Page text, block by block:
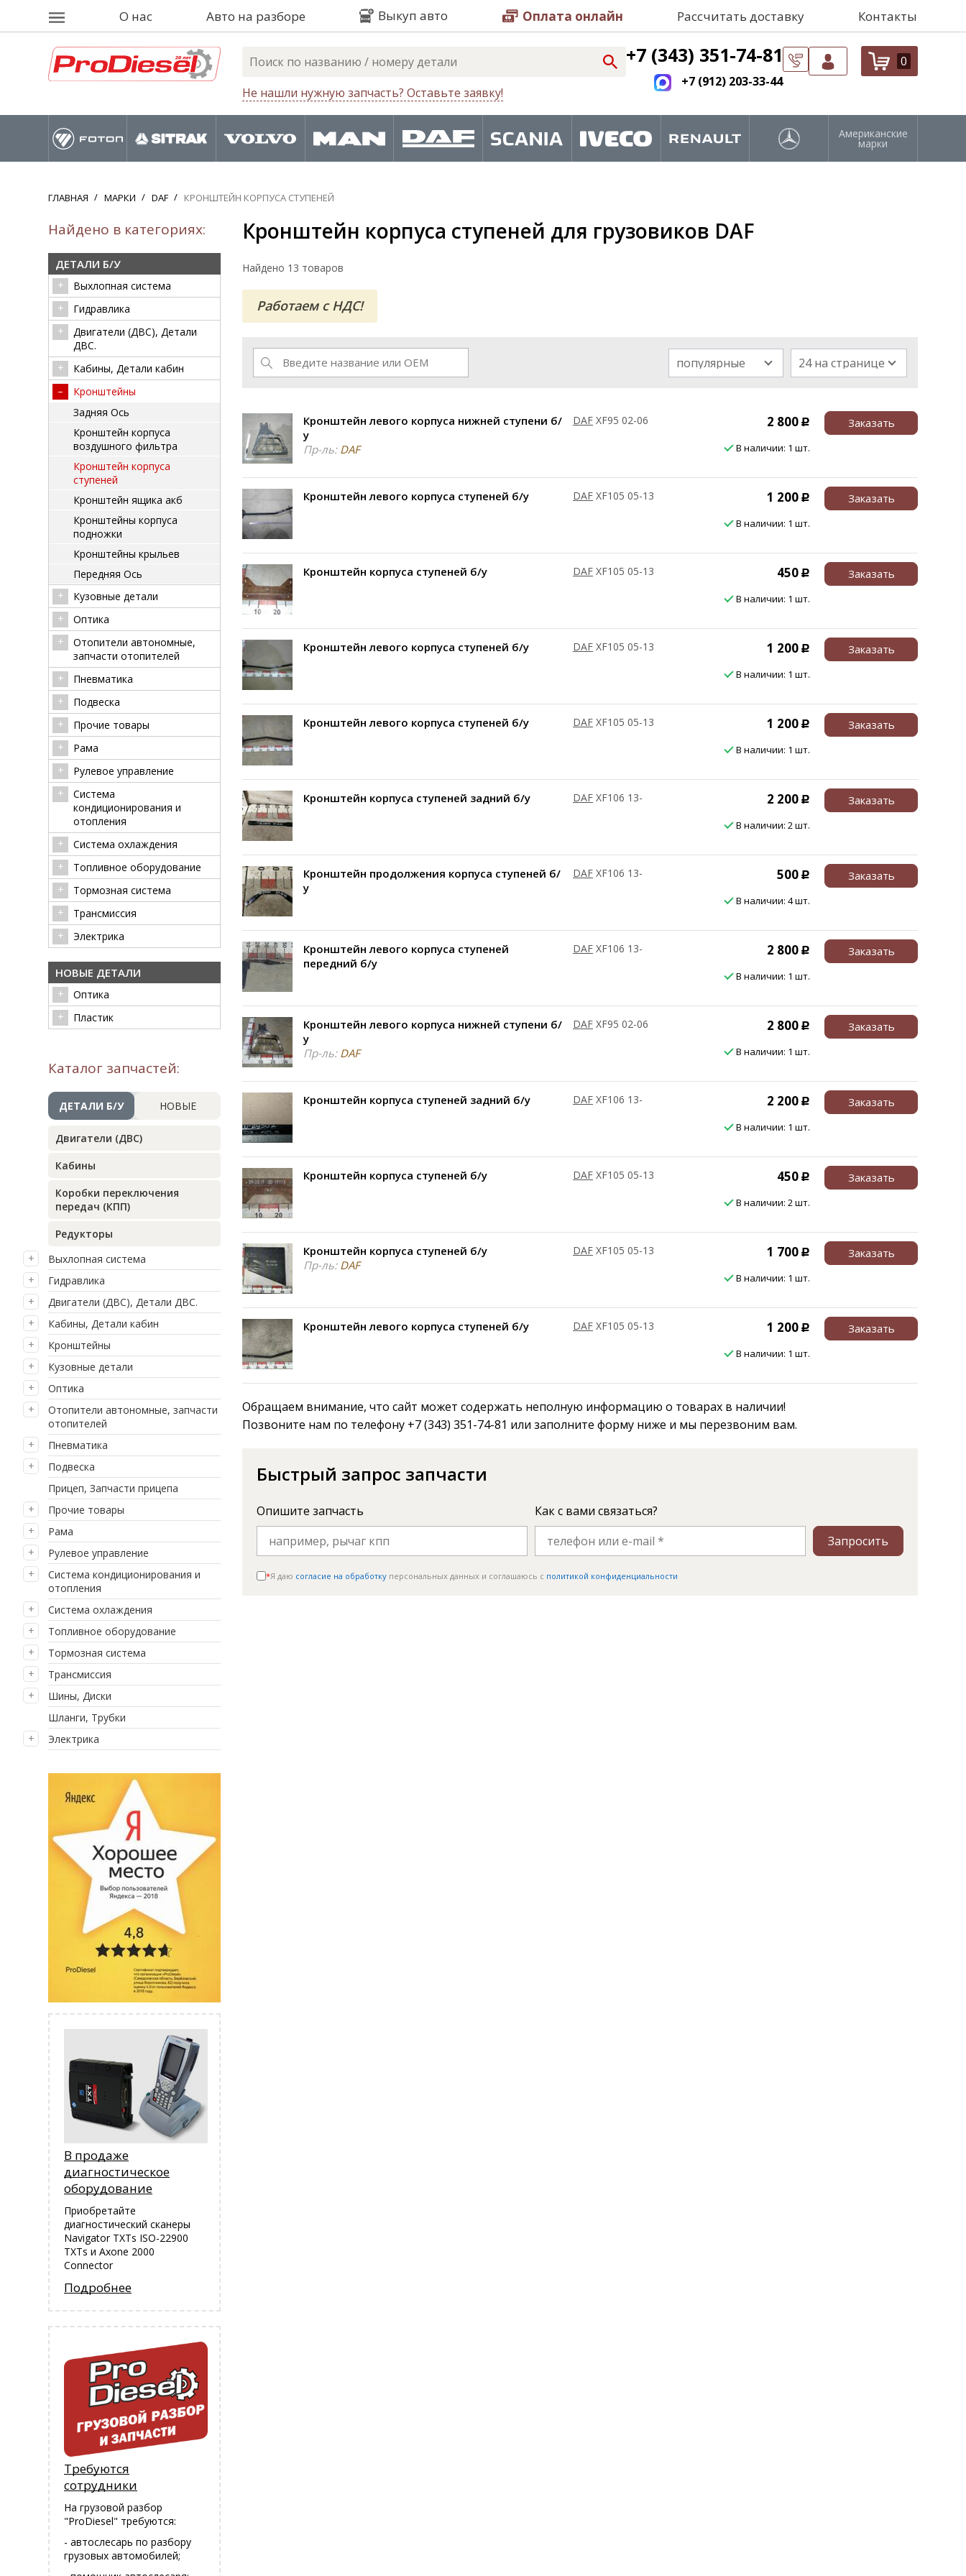
О нас Авто на разборе Выкуп авто Оплата онлайн Рассчитать доставку Контакты
Не нашли нужную запчасть? Оставьте заявку!
+7 (343) 351-74-81
+7 (912) 203-33-44
0
Американские
марки
ГЛАВНАЯ МАРКИ DAF КРОНШТЕЙН КОРПУСА СТУПЕНЕЙ
Найдено в категориях:
ДЕТАЛИ Б/У
Выхлопная система
Гидравлика
Двигатели (ДВС), Детали
ДВС.
Кабины, Детали кабин
Кронштейны
Задняя Ось
Кронштейн корпуса
воздушного фильтра
Кронштейн корпуса
ступеней
Кронштейн ящика акб
Кронштейны корпуса
подножки
Кронштейны крыльев
Передняя Ось
Кузовные детали
Оптика
Отопители автономные,
запчасти отопителей
Пневматика
Подвеска
Прочие товары
Рама
Рулевое управление
Система
кондиционирования и
отопления
Система охлаждения
Топливное оборудование
Тормозная система
Трансмиссия
Электрика
НОВЫЕ ДЕТАЛИ
Оптика
Пластик
Каталог запчастей:
ДЕТАЛИ Б/У НОВЫЕ
Двигатели (ДВС)
Кабины
Коробки переключения
передач (КПП)
Редукторы
Выхлопная система
Гидравлика
Двигатели (ДВС), Детали ДВС.
Кабины, Детали кабин
Кронштейны
Кузовные детали
Оптика
Отопители автономные, запчасти
отопителей
Пневматика
Подвеска
Прицеп, Запчасти прицепа
Прочие товары
Рама
Рулевое управление
Система кондиционирования и
отопления
Система охлаждения
Топливное оборудование
Тормозная система
Трансмиссия
Шины, Диски
Шланги, Трубки
Электрика
В продаже
диагностическое
оборудование
Приобретайте
диагностический сканеры
Navigator TXTs ISO-22900
TXTs и Аxone 2000
Connector
Подробнее
Требуются
сотрудники
На грузовой разбор
"ProDiesel" требуются:
- автослесарь по разбору
грузовых автомобилей;
Кронштейн корпуса ступеней для грузовиков DAF
Найдено 13 товаров
Работаем с НДС!
популярные 24 на странице
Кронштейн левого корпуса нижней ступени б/
у
Пр-ль:DAF
DAF XF95 02-06 2 800 Р
В наличии: 1 шт.
Заказать
Кронштейн левого корпуса ступеней б/у DAF XF105 05-13 1 200 Р
В наличии: 1 шт.
Заказать
Кронштейн корпуса ступеней б/у DAF XF105 05-13 450 Р
В наличии: 1 шт.
Заказать
Кронштейн левого корпуса ступеней б/у DAF XF105 05-13 1 200 Р
В наличии: 1 шт.
Заказать
Кронштейн левого корпуса ступеней б/у DAF XF105 05-13 1 200 Р
В наличии: 1 шт.
Заказать
Кронштейн корпуса ступеней задний б/у DAF XF106 13- 2 200 Р
В наличии: 2 шт.
Заказать
Кронштейн продолжения корпуса ступеней б/
у
DAF XF106 13- 500 Р
В наличии: 4 шт.
Заказать
Кронштейн левого корпуса ступеней
передний б/у
DAF XF106 13- 2 800 Р
В наличии: 1 шт.
Заказать
Кронштейн левого корпуса нижней ступени б/
у
Пр-ль:DAF
DAF XF95 02-06 2 800 Р
В наличии: 1 шт.
Заказать
Кронштейн корпуса ступеней задний б/у DAF XF106 13- 2 200 Р
В наличии: 1 шт.
Заказать
Кронштейн корпуса ступеней б/у DAF XF105 05-13 450 Р
В наличии: 2 шт.
Заказать
Кронштейн корпуса ступеней б/у
Пр-ль:DAF
DAF XF105 05-13 1 700 Р
В наличии: 1 шт.
Заказать
Кронштейн левого корпуса ступеней б/у DAF XF105 05-13 1 200 Р
В наличии: 1 шт.
Заказать
Обращаем внимание, что сайт может содержать неполную информацию о товарах в наличии!
Позвоните нам по телефону +7 (343) 351-74-81 или заполните форму ниже и мы перезвоним вам.
Быстрый запрос запчасти
Опишите запчасть
Как с вами связаться?
Запросить
*Я даю согласие на обработку персональных данных и соглашаюсь c политикой конфиденциальности